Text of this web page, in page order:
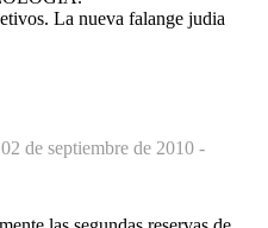
La nueva falange judia
02 de septiembre de 2010 -